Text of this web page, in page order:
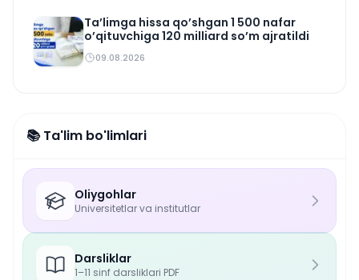
Ta’limga hissa qo’shgan 1 500 nafar
o’qituvchiga 120 milliard so’m ajratildi
09.08.2026
📚 Ta'lim bo'limlari
Oliygohlar
Universitetlar va institutlar
Darsliklar
1–11 sinf darsliklari PDF